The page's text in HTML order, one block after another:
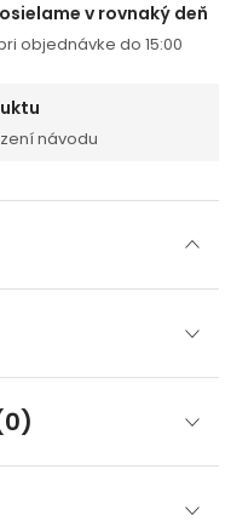
v rovnaký deň
objednávke do 15:00
návodu